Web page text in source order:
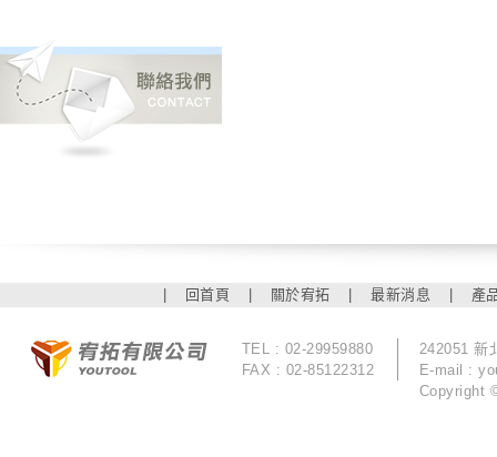
回首頁 關於宥拓 最新消息 產
TEL : 02-29959880
FAX : 02-85122312
242051 新
E-mail :
Copyright